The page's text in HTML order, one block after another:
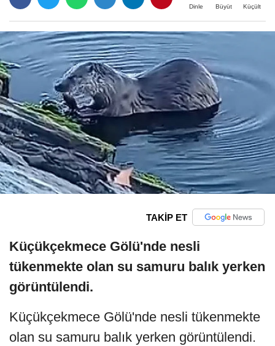
Dinle Büyüt Küçült
TAKİP ET
Küçükçekmece Gölü'nde nesli
tükenmekte olan su samuru balık yerken
görüntülendi.
Küçükçekmece Gölü'nde nesli tükenmekte
olan su samuru balık yerken görüntülendi.